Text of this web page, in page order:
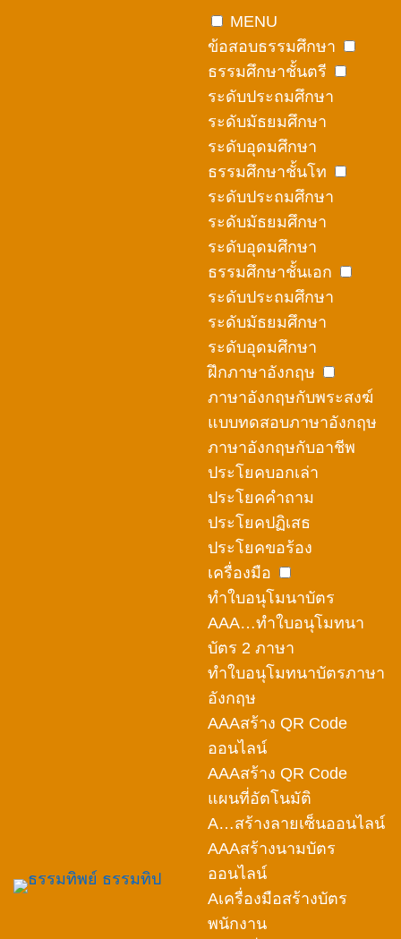
MENU
ข้อสอบธรรมศึกษา
ธรรมศึกษาชั้นตรี
ระดับประถมศึกษา
ระดับมัธยมศึกษา
ระดับอุดมศึกษา
ธรรมศึกษาชั้นโท
ระดับประถมศึกษา
ระดับมัธยมศึกษา
ระดับอุดมศึกษา
ธรรมศึกษาชั้นเอก
ระดับประถมศึกษา
ระดับมัธยมศึกษา
ระดับอุดมศึกษา
ฝึกภาษาอังกฤษ
ภาษาอังกฤษกับพระสงฆ์
แบบทดสอบภาษาอังกฤษ
ภาษาอังกฤษกับอาชีพ
ประโยคบอกเล่า
ประโยคคำถาม
ประโยคปฏิเสธ
ประโยคขอร้อง
เครื่องมือ
ทำใบอนุโมนาบัตร
AAA…ทำใบอนุโมทนา
บัตร 2 ภาษา
ทำใบอนุโมทนาบัตรภาษา
อังกฤษ
AAAสร้าง QR Code
ออนไลน์
AAAสร้าง QR Code
แผนที่อัตโนมัติ
A…สร้างลายเซ็นออนไลน์
AAAสร้างนามบัตร
ออนไลน์
Aเครื่องมือสร้างบัตร
พนักงาน